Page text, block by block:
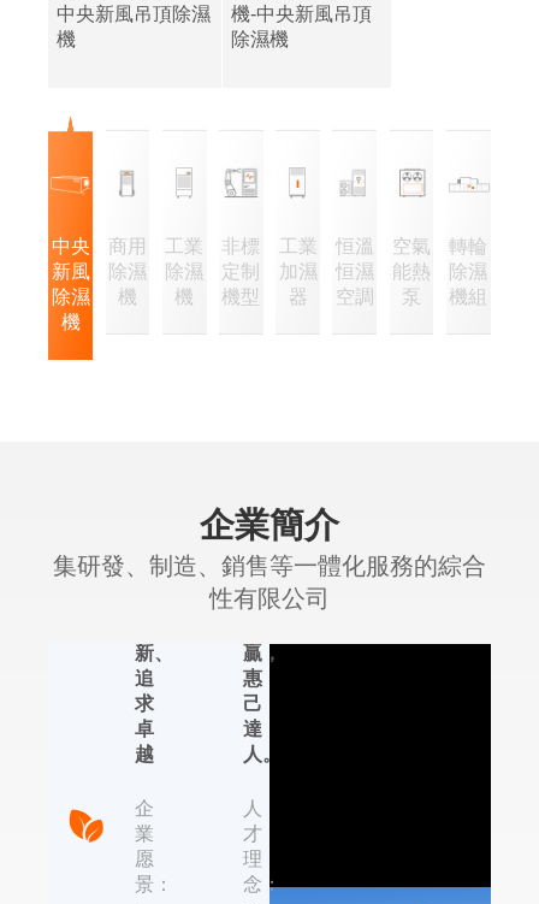
中央新風吊頂除濕
機
機-中央新風吊頂
除濕機
中央
新風
除濕
機
商用
除濕
機
工業
除濕
機
非標
定制
機型
工業
加濕
器
恒溫
恒濕
空調
空氣
能熱
泵
轉輪
除濕
機組
企業簡介
集研發、制造、銷售等一體化服務的綜合
性有限公司
艾普生環境科
等一體化服務的綜合
性有限公司，位于國
內著名的輕工業制造
基地——杭州，依托
認
新、
追
求
卓
越
理
念：
合
作
贏，
惠
己
達
人。
企
業
愿
景：
人
才
理
念：